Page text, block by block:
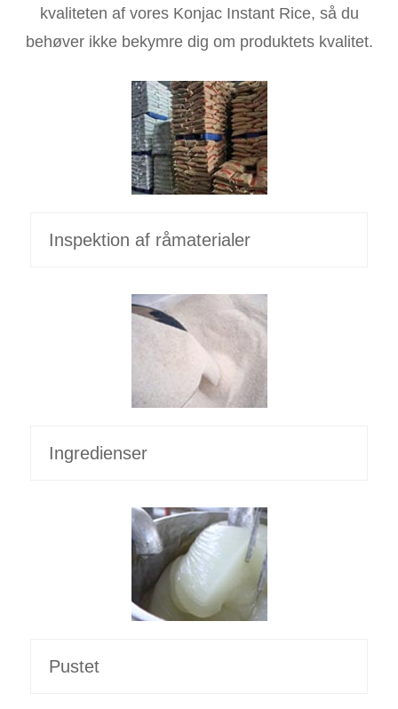
kvaliteten af ​​vores Konjac Instant Rice, så du
behøver ikke bekymre dig om produktets kvalitet.
Inspektion af råmaterialer
Ingredienser
Pustet